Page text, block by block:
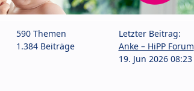
590 Themen
1.384 Beiträge
Letzter Beitrag:
Anke – HiPP Forum
19. Jun 2026 08:23